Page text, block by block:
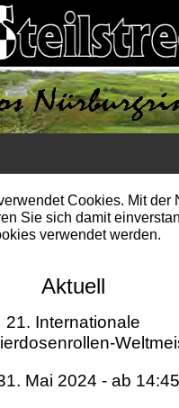
Cookies. Mit der
Sie sich damit
verwendet werden.
Aktuell
21. Internationale
Mai 2024 - ab